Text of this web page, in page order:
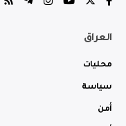
العراق
محليات
سياسة
أمن